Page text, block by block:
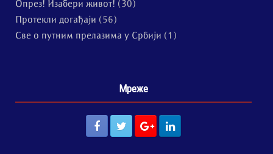
Опрез! Изабери живот! (30)
Протекли догађаји (56)
Све о путним прелазима у Србији (1)
Мреже